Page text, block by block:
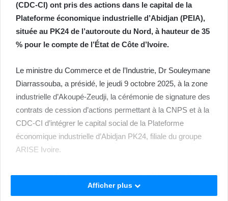
(CDC-CI) ont pris des actions dans le capital de la
Plateforme économique industrielle d’Abidjan (PEIA),
située au PK24 de l’autoroute du Nord, à hauteur de 35
% pour le compte de l’État de Côte d’Ivoire.
Le ministre du Commerce et de l’Industrie, Dr Souleymane
Diarrassouba, a présidé, le jeudi 9 octobre 2025, à la zone
industrielle d’Akoupé-Zeudji, la cérémonie de signature des
contrats de cession d’actions permettant à la CNPS et à la
CDC-CI d’intégrer le capital social de la Plateforme
économique industrielle d’Abidjan PK24, filiale du groupe
ARISE Ivoire.
Le ministre Souleymane Diarrassouba a félicité tous les
acteurs qui ont contribué à la prise de participation des
Afficher plus